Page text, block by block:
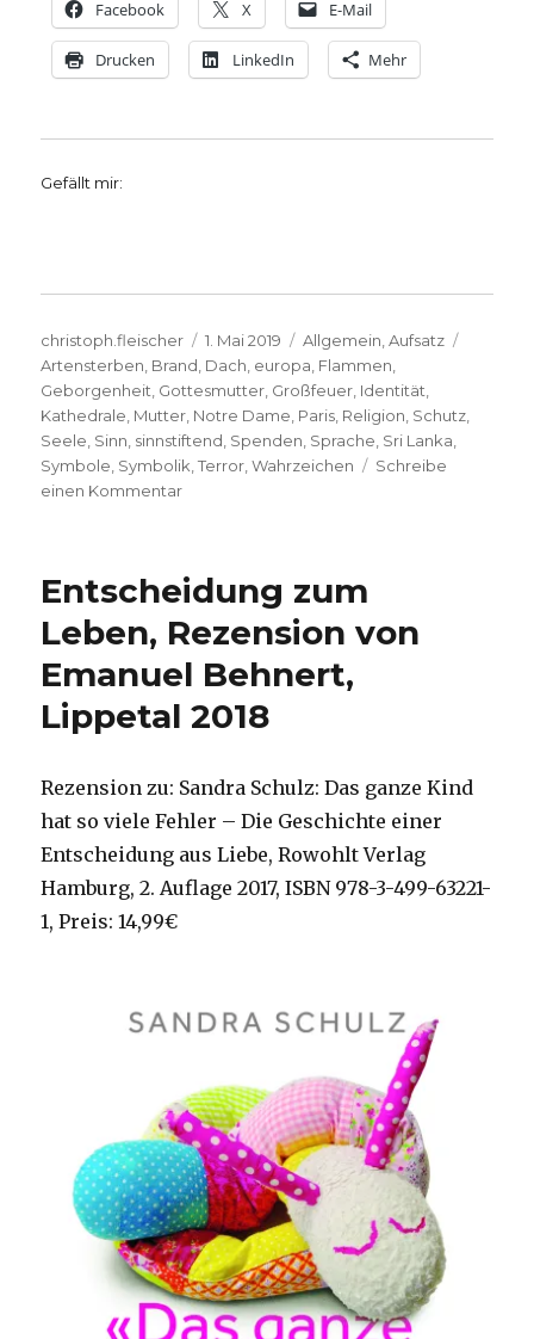
Facebook X E-Mail
Drucken LinkedIn Mehr
Gefällt mir:
Autor
christoph.fleischer
Veröffentlicht
am
1. Mai 2019 Kategorien
Allgemein ,Aufsatz
Artensterben Brand Dach europa Flammen
Geborgenheit Gottesmutter Großfeuer Identität
Kathedrale Mutter Notre Dame Paris Religion Schutz
Seele Sinn sinnstiftend Spenden Sprache Sri Lanka
Symbole Symbolik ,Terror ,Wahrzeichen
Schreibe
einen Kommentarzu
Symbole,
Quarch
Entscheidung zum
Leben, Rezension von
Emanuel Behnert,
Lippetal 2018
Rezension zu: Sandra Schulz: Das ganze Kind
hat so viele Fehler – Die Geschichte einer
Entscheidung aus Liebe, Rowohlt Verlag
Hamburg, 2. Auflage 2017, ISBN 978-3-499-63221-
1, Preis: 14,99€